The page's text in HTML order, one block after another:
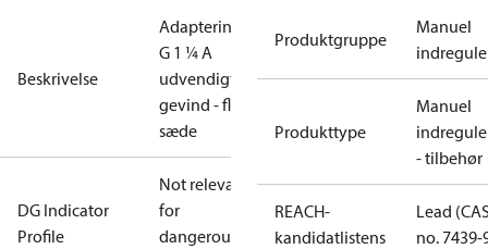
Beskrivelse
Adapterindsats
G 1 ¼ A
udvendigt
gevind - fladt
sæde
DG Indicator
Profile
Not relevant
for
dangerous
Produktgruppe
Manuel
Produkttype
Manuel
- tilbehør
REACH-
kandidatlistens
Lead
no. 7439-